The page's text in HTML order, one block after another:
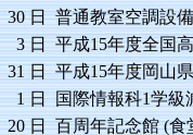
30 日 普通教室空調設
3 日 平成15年度全国
31 日 平成15年度岡山
1 日 国際情報科1学級
20 日 百周年記念館 (食